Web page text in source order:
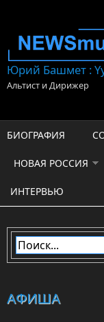
Юрий Башмет :
Альтист и Дирижер
БИОГРАФИЯ
НОВАЯ РОССИЯ
ИНТЕРВЬЮ
АФИША